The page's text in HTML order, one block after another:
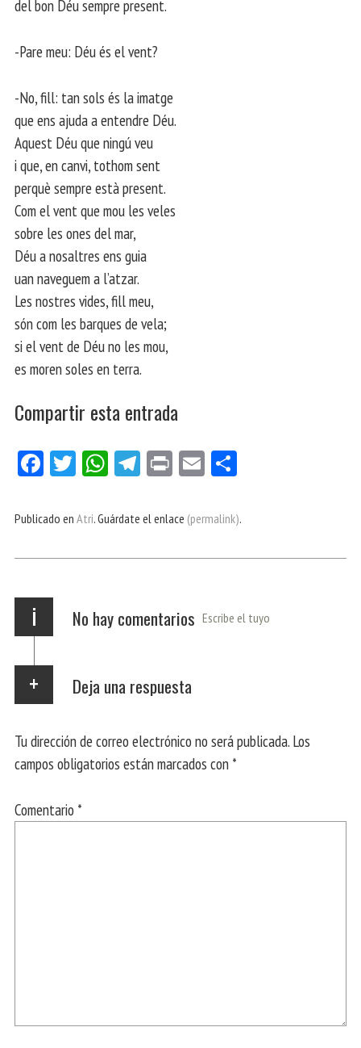
del bon Déu sempre present.
-Pare meu: Déu és el vent?
-No, fill: tan sols és la imatge
que ens ajuda a entendre Déu.
Aquest Déu que ningú veu
i que, en canvi, tothom sent
perquè sempre està present.
Com el vent que mou les veles
sobre les ones del mar,
Déu a nosaltres ens guia
uan naveguem a l’atzar.
Les nostres vides, fill meu,
són com les barques de vela;
si el vent de Déu no les mou,
es moren soles en terra.
Compartir esta entrada
Fa
bo
Tw
er
W
ts
p
Te
gr
m
Pri E
ail pa
r
Publicado en Atri. Guárdate el enlace (permalink).
i No hay comentarios Escribe el tuyo
Deja una respuesta
Tu dirección de correo electrónico no será publicada. Los
campos obligatorios están marcados con *
Comentario *